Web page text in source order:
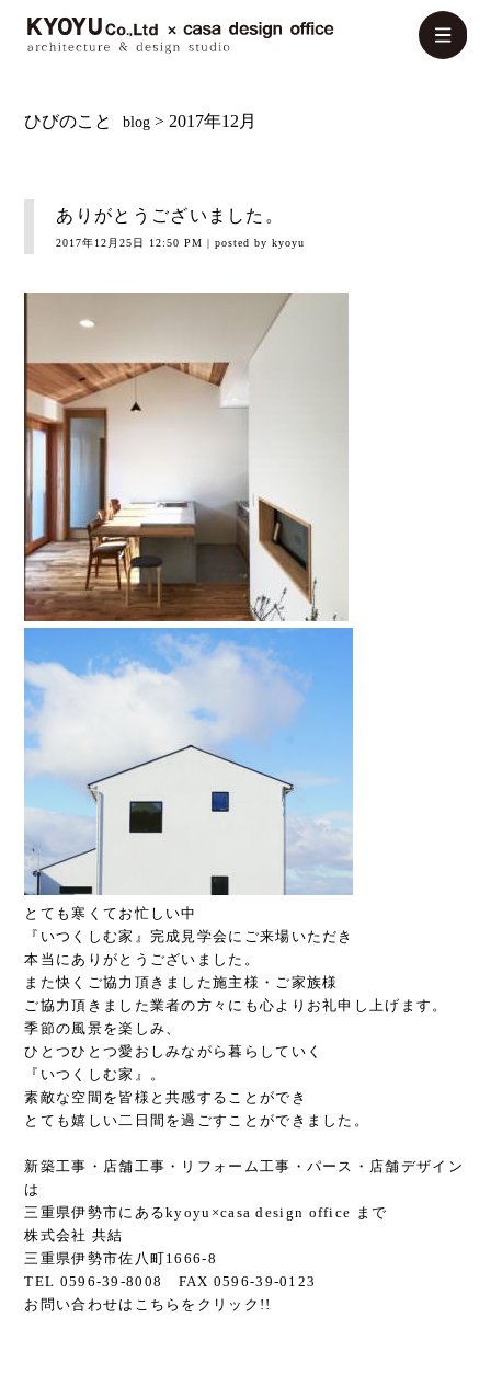
ひびのこと blog > 2017年12月
ありがとうございました。
2017年12月25日 12:50 PM | posted by kyoyu
とても寒くてお忙しい中
『いつくしむ家』完成見学会にご来場いただき
本当にありがとうございました。
また快くご協力頂きました施主様・ご家族様
ご協力頂きました業者の方々にも心よりお礼申し上げます。
季節の風景を楽しみ、
ひとつひとつ愛おしみながら暮らしていく
『いつくしむ家』。
素敵な空間を皆様と共感することができ
とても嬉しい二日間を過ごすことができました。
新築工事・店舗工事・リフォーム工事・パース・店舗デザイン
は
三重県伊勢市にあるkyoyu×casa design office まで
株式会社 共結
三重県伊勢市佐八町1666-8
TEL 0596-39-8008 FAX 0596-39-0123
お問い合わせは こちら をクリック!!